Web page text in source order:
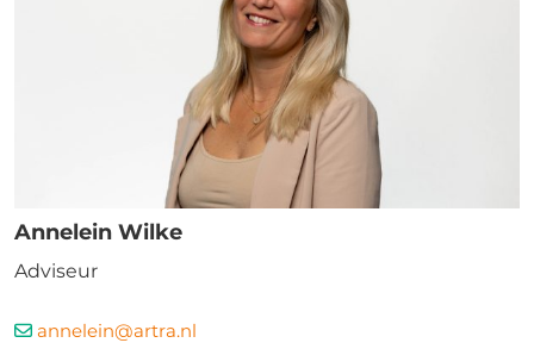
Annelein Wilke
Adviseur
annelein@artra.nl